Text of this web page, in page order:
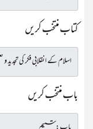
کتاب منتخب کریں
باب منتخب کریں